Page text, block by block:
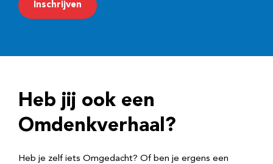
a
r
e
Inschrijven
Heb jij ook een
Omdenkverhaal?
Heb je zelf iets Omgedacht? Of ben je ergens een